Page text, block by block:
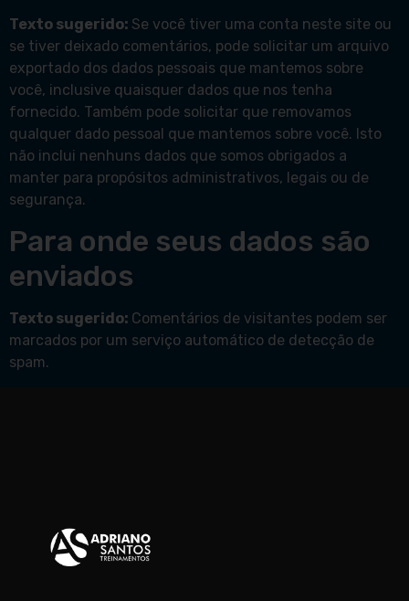
Texto sugerido: Se você tiver uma conta neste site ou
se tiver deixado comentários, pode solicitar um arquivo
exportado dos dados pessoais que mantemos sobre
você, inclusive quaisquer dados que nos tenha
fornecido. Também pode solicitar que removamos
qualquer dado pessoal que mantemos sobre você. Isto
não inclui nenhuns dados que somos obrigados a
manter para propósitos administrativos, legais ou de
segurança.
Para onde seus dados são
enviados
Texto sugerido: Comentários de visitantes podem ser
marcados por um serviço automático de detecção de
spam.